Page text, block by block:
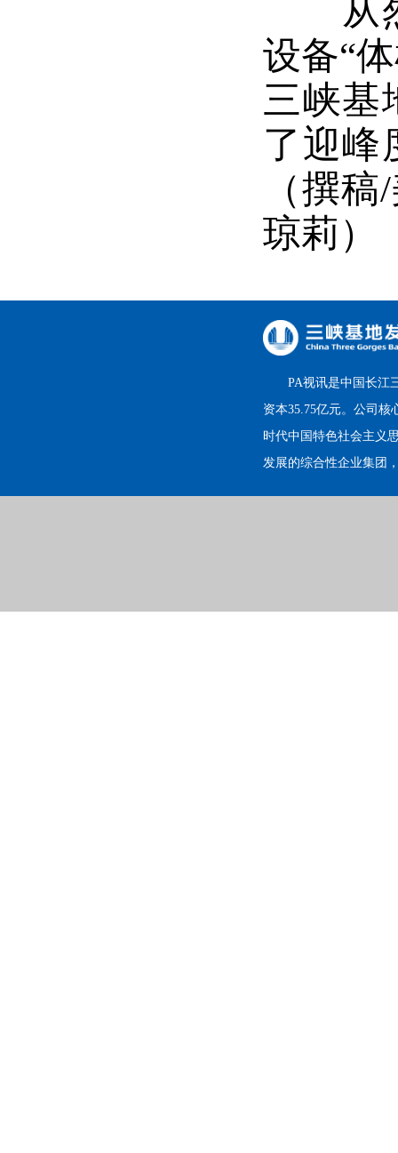
从
设备“
三峡基
了迎峰
（撰稿
琼莉）
PA视讯是中国长江
资本35.75亿元。公司
时代中国特色社会主义
发展的综合性企业集团